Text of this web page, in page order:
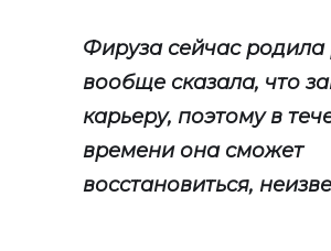
Фируза сейчас родила
вообще сказала, что
карьеру, поэтому в
времени она сможет
восстановиться,